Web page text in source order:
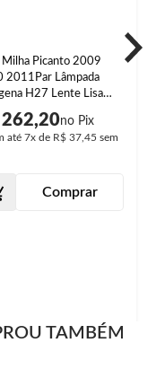
Milha Picanto 2009
2011Par Lâmpada
H27 Lente Lisa
Foco Manual
262,20
até 7x de R$ 37,45 sem
Comprar
TAMBÉM